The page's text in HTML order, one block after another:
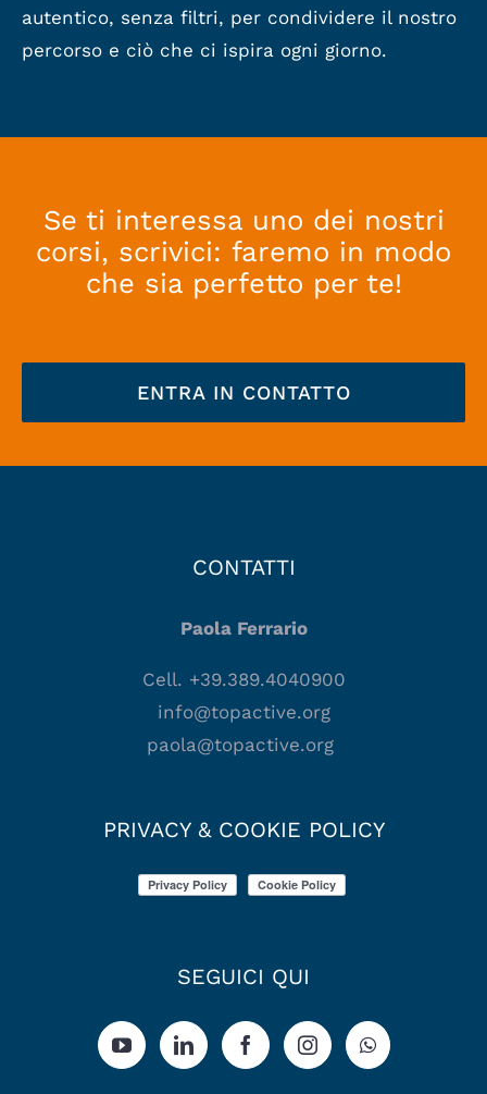
autentico, senza filtri, per condividere il nostro
percorso e ciò che ci ispira ogni giorno.
Se ti interessa uno dei nostri
corsi, scrivici: faremo in modo
che sia perfetto per te!
ENTRA IN CONTATTO
CONTATTI
Paola Ferrario
Cell. +39.389.4040900
info@topactive.org
paola@topactive.org
PRIVACY & COOKIE POLICY
SEGUICI QUI